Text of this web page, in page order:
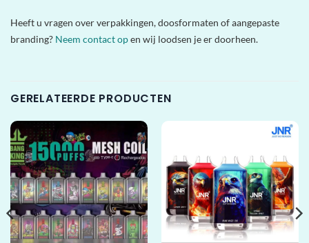
Heeft u vragen over verpakkingen, doosformaten of aangepaste
branding? Neem contact open wij loodsen je er doorheen.
GERELATEERDE PRODUCTEN